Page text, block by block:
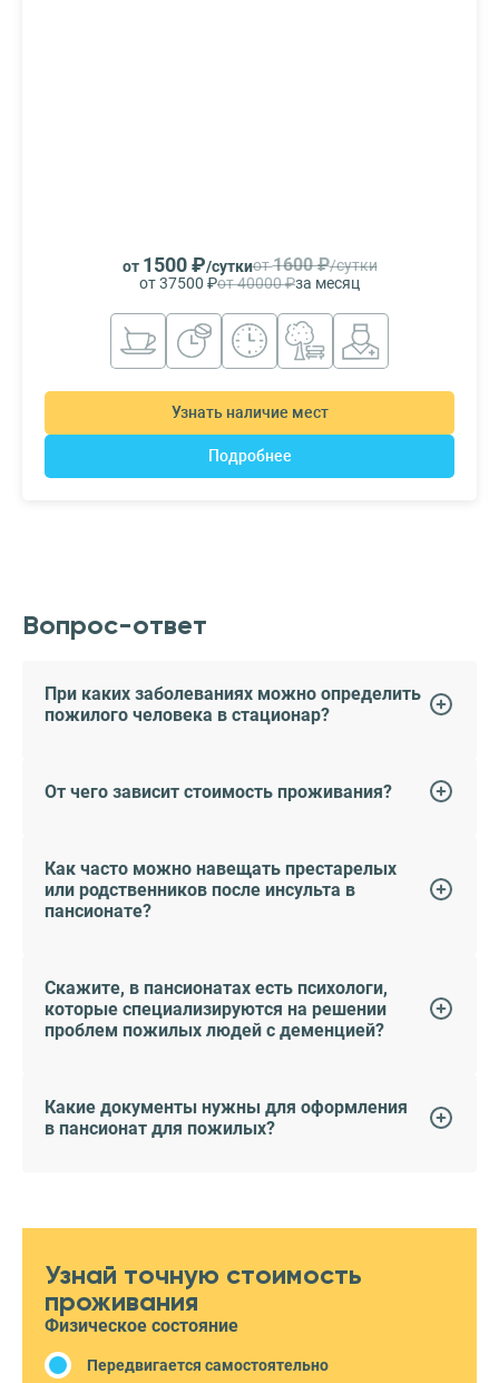
от 1500 ₽/суткиот1600 ₽/сутки
от 37500 ₽от 40000 ₽за месяц
Узнать наличие мест
Подробнее
Вопрос-ответ
При каких заболеваниях можно определить
пожилого человека в стационар?
От чего зависит стоимость проживания?
Как часто можно навещать престарелых
или родственников после инсульта в
пансионате?
Скажите, в пансионатах есть психологи,
которые специализируются на решении
проблем пожилых людей с деменцией?
Какие документы нужны для оформления
в пансионат для пожилых?
Узнай точную стоимость
проживания
Физическое состояние
Передвигается самостоятельно